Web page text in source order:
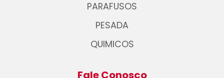
PARAFUSOS
PESADA
QUIMICOS
Fale Conosco